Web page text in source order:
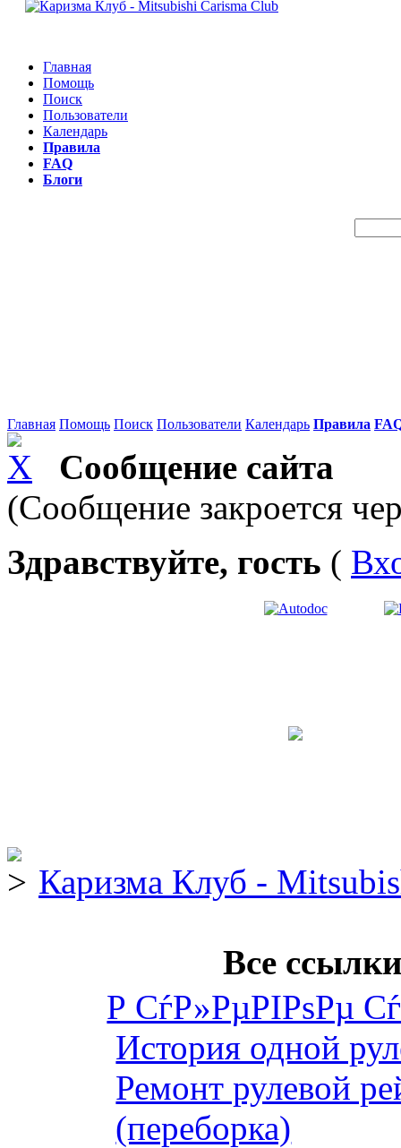
Главная
Помощь
Поиск
Пользователи
Календарь
Правила
FAQ
Блоги
Главная Помощь Поиск Пользователи Календарь Правила
Сообщение сайта
(Сообщение закроется
Здравствуйте, гость (
Каризма Клуб -
Все
Р СѓР»РµРІРѕРµ
История одной
Ремонт рулевой
(переборка)